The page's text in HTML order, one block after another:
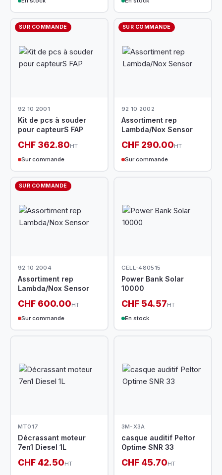
SUR COMMANDE
92 10 2001
Kit de pcs à souder
pour capteurS FAP
CHF 362.80HT
Sur commande
SUR COMMANDE
92 10 2002
Assortiment rep
Lambda/Nox Sensor
CHF 290.00HT
Sur commande
SUR COMMANDE
92 10 2004
Assortiment rep
Lambda/Nox Sensor
CHF 600.00HT
Sur commande
CELL-480515
Power Bank Solar
10000
CHF 54.57HT
En stock
MT017
Décrassant moteur
7en1 Diesel 1L
CHF 42.50HT
3M-X3A
casque auditif Peltor
Optime SNR 33
CHF 45.70HT